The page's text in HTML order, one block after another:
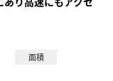
面積